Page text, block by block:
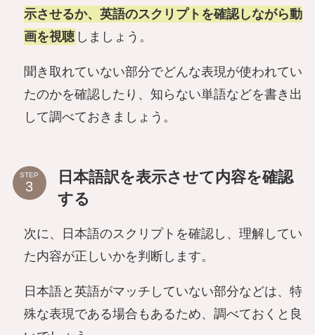
示させるか、英語のスクリプトを確認しながら動
画を視聴 しましょう。
聞き取れていない部分でどんな表現が使われてい
たのかを確認したり、知らない単語などを書き出
して調べておきましょう。
STEP
日本語訳を表示させて内容を確認
する
次に、日本語のスクリプトを確認し、理解してい
た内容が正しいかを判断します。
日本語と英語がマッチしていない部分などは、特
殊な表現である場合もあるため、調べておくと良